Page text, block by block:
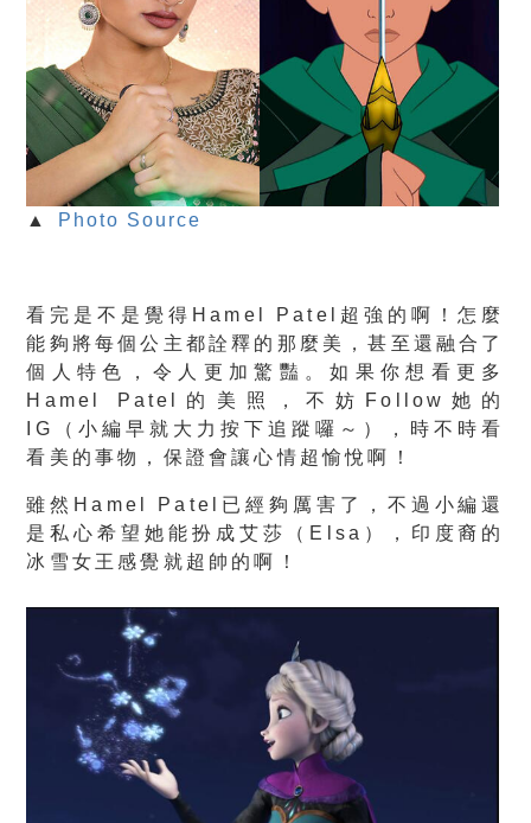
▲ Photo Source
看完是不是覺得Hamel Patel超強的啊！怎麼
能夠將每個公主都詮釋的那麼美，甚至還融合了
個人特色，令人更加驚豔。如果你想看更多
Hamel Patel的美照，不妨Follow她的
IG（小編早就大力按下追蹤囉～），時不時看
看美的事物，保證會讓心情超愉悅啊！
雖然Hamel Patel已經夠厲害了，不過小編還
是私心希望她能扮成艾莎（Elsa），印度裔的
冰雪女王感覺就超帥的啊！